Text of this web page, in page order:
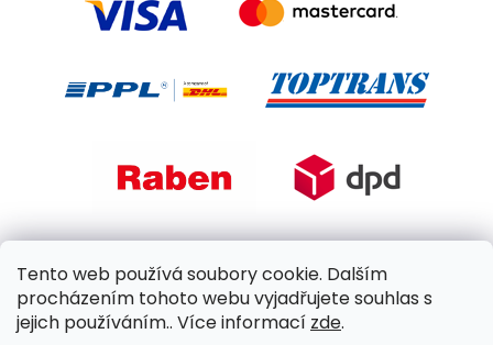
Tento web používá soubory cookie. Dalším
procházením tohoto webu vyjadřujete souhlas s
jejich používáním.. Více informací zde.